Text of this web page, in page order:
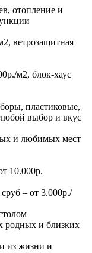
отопление и
ветрозащитная
м2, блок-хаус
пластиковые,
выбор и вкус
и любимых мест
10.000р.
– от 3.000р./
родных и близких
из жизни и